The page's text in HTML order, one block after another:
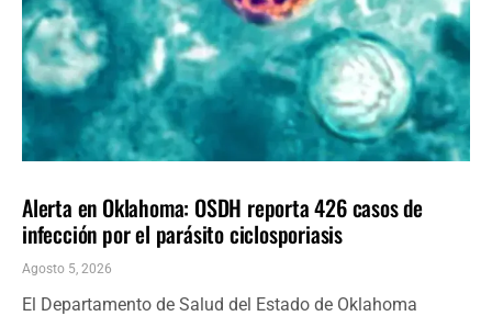
Alerta en Oklahoma: OSDH reporta 426 casos de
infección por el parásito ciclosporiasis
Agosto 5, 2026
El Departamento de Salud del Estado de Oklahoma